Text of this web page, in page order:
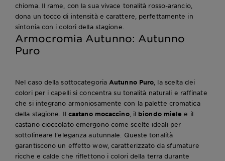
chioma. Il rame, con la sua vivace tonalità rosso-arancio,
dona un tocco di intensità e carattere, perfettamente in
sintonia con i colori della stagione.
Armocromia Autunno: Autunno
Puro
Nel caso della sottocategoria Autunno Puro , la scelta dei
colori per i capelli si concentra su tonalità naturali e raffinate
che si integrano armoniosamente con la palette cromatica
della stagione. Il castano mocaccino, il biondo miele e il
castano cioccolato emergono come scelte ideali per
sottolineare l'eleganza autunnale. Queste tonalità
garantiscono un effetto wow, caratterizzato da sfumature
ricche e calde che riflettono i colori della terra durante